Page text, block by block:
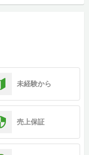
未経験から
売上保証